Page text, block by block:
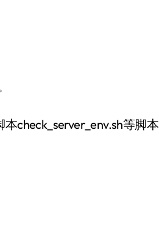
check_server_env.sh等脚本